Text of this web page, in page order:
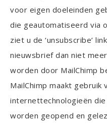
voor eigen doeleinden
die geautomatiseerd via
ziet u de ‘unsubscribe’
nieuwsbrief dan niet
worden door MailChimp
MailChimp maakt gebruik
internettechnologieën
worden geopend en